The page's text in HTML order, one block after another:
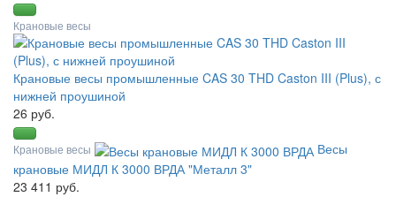
Крановые весы
Крановые весы промышленные CAS 30 THD Caston III (Plus), с
нижней проушиной
26 руб.
Крановые весы
Весы
крановые МИДЛ К 3000 ВРДА "Металл 3"
23 411 руб.